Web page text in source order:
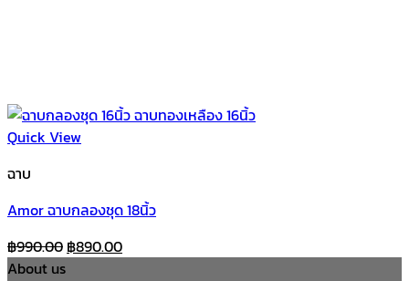
Quick View
ฉาบ
Amor ฉาบกลองชุด 18นิ้ว
฿990.00 Original
฿890.00Current
About us